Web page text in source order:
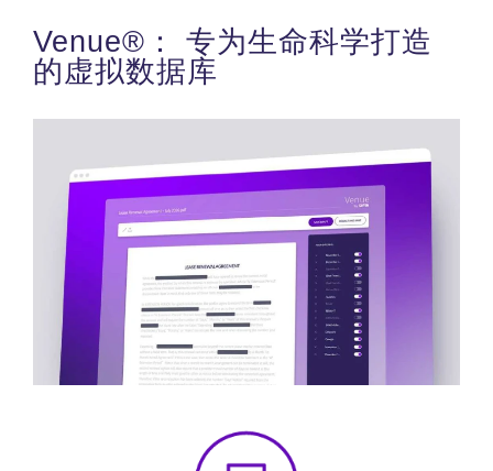
Venue®： 专为生命科学打造
的虚拟数据库